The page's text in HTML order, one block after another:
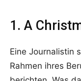
1. A
Eine Journalistin
Rahmen ihres